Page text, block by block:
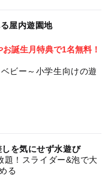
屋内遊園地
誕生月特典で1名無料！
ビー～小学生向けの遊
を気にせず水遊び
題！スライダー&泡で大
る